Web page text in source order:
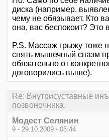
диска (например,
чему не обязывает. Кто
она, вас беспокоит? Это
P.S. Массаж грыжу тоже
снять мышечный спазм
обязательно от
договорились выше).
Re: Внутрисуставные
позвоночника.
Модест Селянин
9 - 29.10.2009 - 05:44